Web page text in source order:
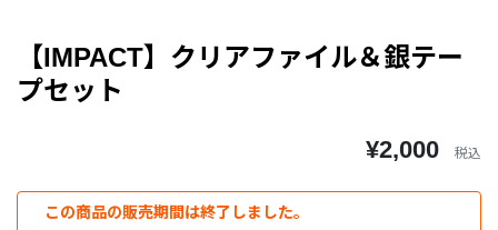
【IMPACT】クリアファイル＆銀テー
プセット
¥2,000 税込
この商品の販売期間は終了しました。